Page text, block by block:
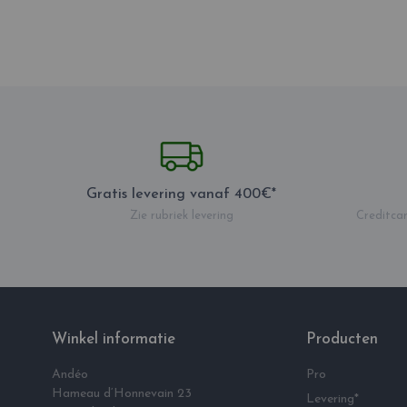
Gratis levering vanaf 400€*
Zie rubriek levering
Winkel informatie
Andéo
Hameau d‘Honnevain 23
Producten
Pro
Levering*